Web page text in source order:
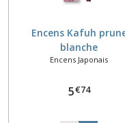
Encens Kafuh
blanche
Encens Japonais
5€74